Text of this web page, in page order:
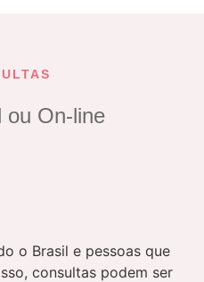
ou On-line
o Brasil e pessoas que
consultas podem ser